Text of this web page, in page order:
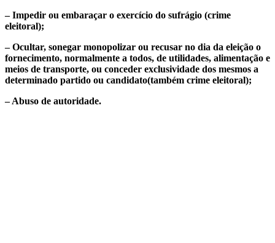
– Impedir ou embaraçar o exercício do sufrágio (crime
eleitoral);
– Ocultar, sonegar monopolizar ou recusar no dia da eleição o
fornecimento, normalmente a todos, de utilidades, alimentação e
meios de transporte, ou conceder exclusividade dos mesmos a
determinado partido ou candidato(também crime eleitoral);
– Abuso de autoridade.